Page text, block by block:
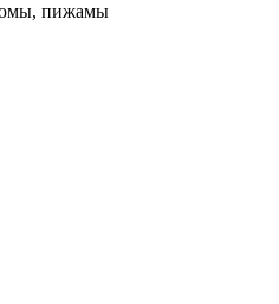
пижамы